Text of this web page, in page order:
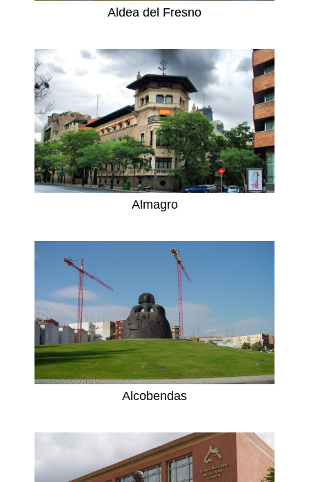
Aldea del Fresno
Almagro
Alcobendas